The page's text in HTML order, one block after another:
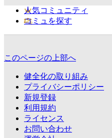
人気コミュニティ
コミュを探す
このページの上部へ
健全化の取り組み
プライバシーポリシー
新規登録
利用規約
ライセンス
お問い合わせ